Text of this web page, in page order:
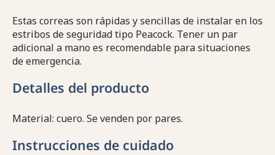
Estas correas son rápidas y sencillas de instalar en los
estribos de seguridad tipo Peacock. Tener un par
adicional a mano es recomendable para situaciones
de emergencia.
Detalles del producto
Material: cuero. Se venden por pares.
Instrucciones de cuidado